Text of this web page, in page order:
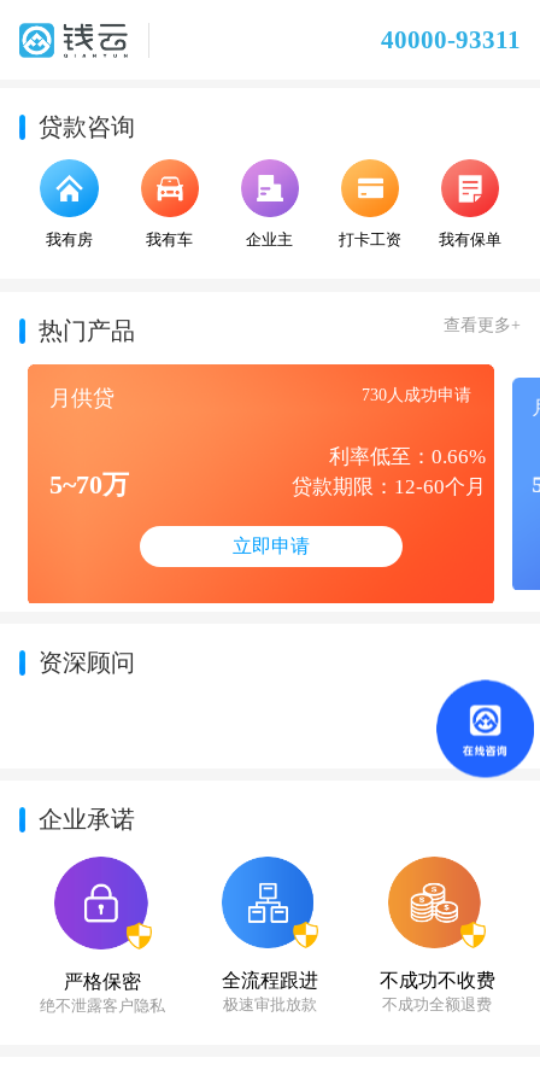
40000-93311
贷款咨询
我有房 我有车 企业主 打卡工资 我有保单
热门产品 查看更多+
月供贷 730人成功申请
5~70万
利率低至：0.66%
贷款期限：12-60个月
立即申请
资深顾问
企业承诺
严格保密
绝不泄露客户隐私
全流程跟进
极速审批放款
不成功不收费
不成功全额退费